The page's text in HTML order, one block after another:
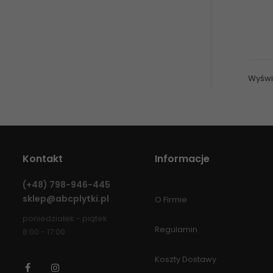
Kontakt
(+48) 798-946-445
sklep@abcplytki.pl
poniedziałek - piątek
8:00 - 17:00
Facebook
Informacje
O Firmie
Regulamin
Koszty Dostawy